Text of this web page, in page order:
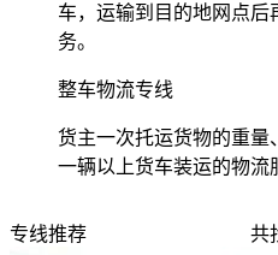
车，运输到目的地网点后
务。
整车物流专线
货主一次托运货物的重量
一辆以上货车装运的物流
共
专线推荐